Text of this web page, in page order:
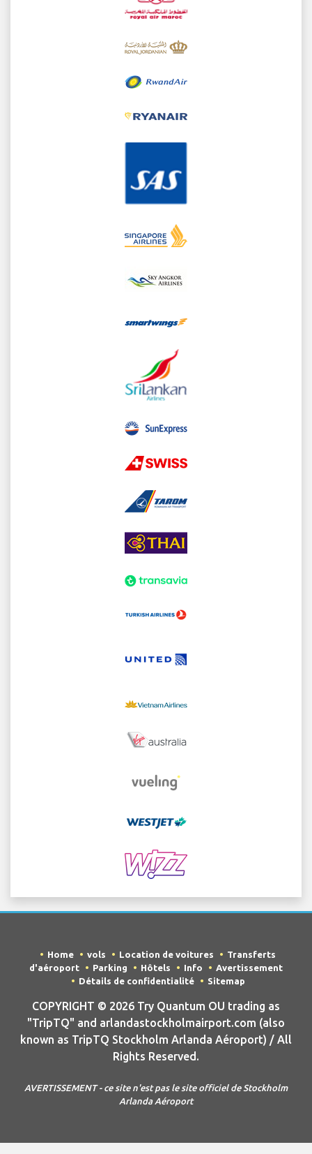
Home vols Location de voitures
Transferts
d'aéroport
Parking Hôtels Info
Avertissement
Détails de confidentialité
Sitemap
COPYRIGHT © 2026 Try Quantum OU trading as
"TripTQ" and arlandastockholmairport.com (also
known as TripTQ Stockholm Arlanda Aéroport) / All
Rights Reserved.
AVERTISSEMENT - ce site n'est pas le site officiel de Stockholm
Arlanda Aéroport